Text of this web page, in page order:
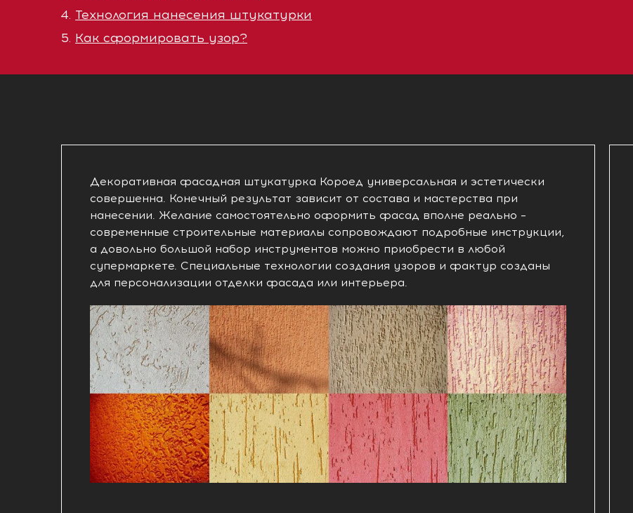
Технология нанесения штукатурки
Как сформировать узор?
Декоративная фасадная штукатурка Короед универсальная и эстетически
совершенна. Конечный результат зависит от состава и мастерства при
нанесении. Желание самостоятельно оформить фасад вполне реально –
современные строительные материалы сопровождают подробные инструкции,
а довольно большой набор инструментов можно приобрести в любой
супермаркете. Специальные технологии создания узоров и фактур созданы
для персонализации отделки фасада или интерьера.